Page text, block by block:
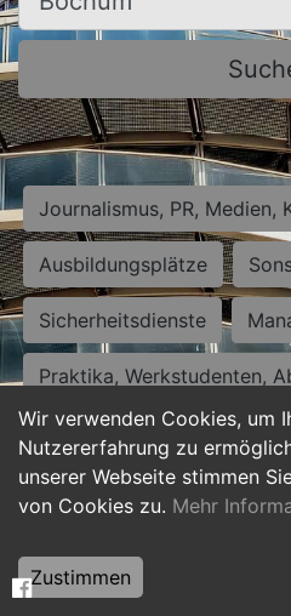
Wir verwenden Cookies, um
Nutzererfahrung zu
unserer Webseite stimmen
von Cookies zu. Mehr
Zustimmen
Journalismus, PR, Medien,
Ausbildungsplätze
Sicherheitsdienste
Praktika, Werkstudenten,
Personalwesen
Hilfskräfte, Aushilfs- und
Weiterbildung, Studium,